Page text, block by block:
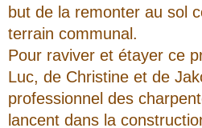
but de la remonter au sol
terrain communal.
Pour raviver et étayer ce
Luc, de Christine et de
professionnel des
lancent dans la